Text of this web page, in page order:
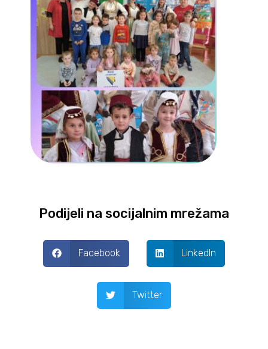
Podijeli na socijalnim mrežama
Facebook LinkedIn
Twitter